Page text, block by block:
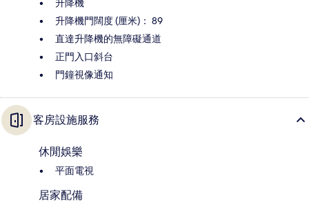
升降機
升降機門闊度 (厘米)： 89
直達升降機的無障礙通道
正門入口斜台
門鐘視像通知
客房設施服務
休閒娛樂
平面電視
居家配備